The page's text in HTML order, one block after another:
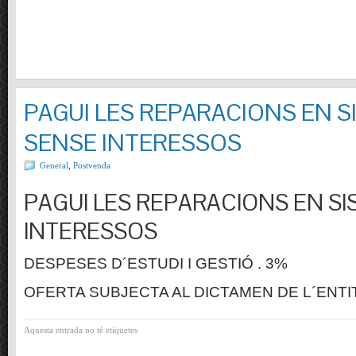
PAGUI LES REPARACIONS EN
SENSE INTERESSOS
General Postvenda
PAGUI LES REPARACIONS EN
INTERESSOS
DESPESES D´ESTUDI I GESTIÓ . 3%
OFERTA SUBJECTA AL DICTAMEN DE
Aquesta entrada no té etiquetes